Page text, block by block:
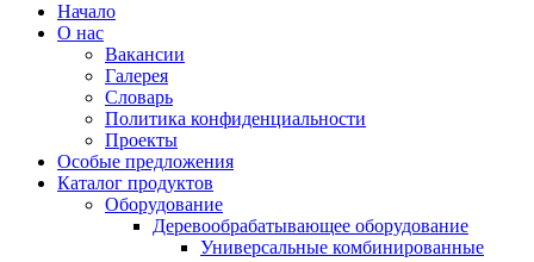
Начало
О нас
Вакансии
Галерея
Словарь
Политика конфиденциальности
Проекты
Особые предложения
Каталог продуктов
Оборудование
Деревообрабатывающее оборудование
Универсальные комбинированные